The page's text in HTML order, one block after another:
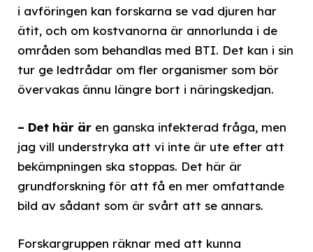
i avföringen kan forskarna se vad djuren har
ätit, och om kostvanorna är annorlunda i de
områden som behandlas med BTI. Det kan i sin
tur ge ledtrådar om fler organismer som bör
övervakas ännu längre bort i näringskedjan.
– Det här är en ganska infekterad fråga, men
jag vill understryka att vi inte är ute efter att
bekämpningen ska stoppas. Det här är
grundforskning för att få en mer omfattande
bild av sådant som är svårt att se annars.
Forskargruppen räknar med att kunna